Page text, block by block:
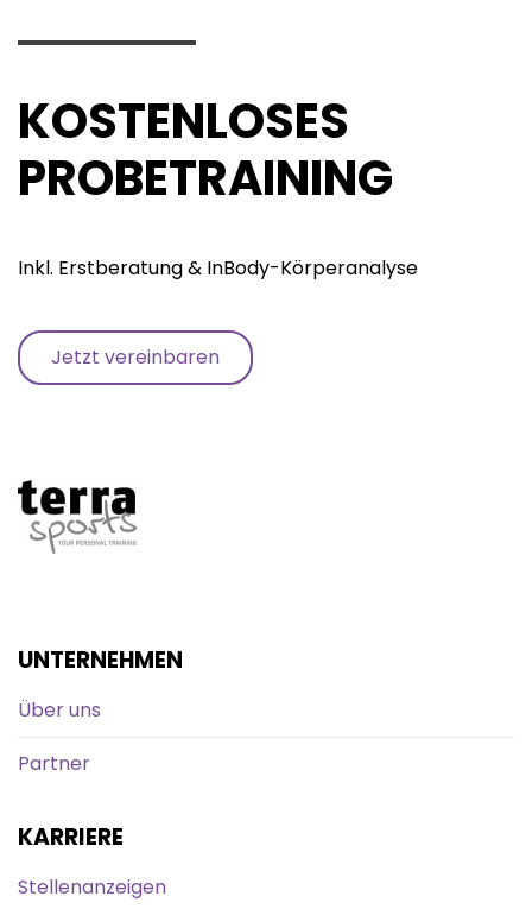
KOSTENLOSES
PROBETRAINING
Inkl. Erstberatung & InBody-Körperanalyse
Jetzt vereinbaren
UNTERNEHMEN
Über uns
Partner
KARRIERE
Stellenanzeigen